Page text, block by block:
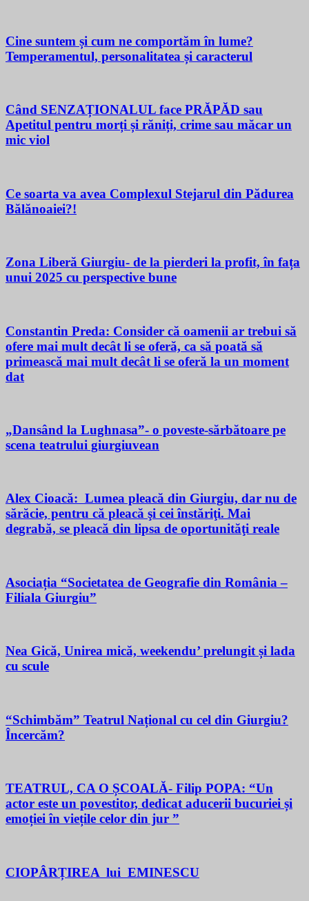
Cine suntem și cum ne comportăm în lume?
Temperamentul, personalitatea și caracterul
Când SENZAȚIONALUL face PRĂPĂD sau
Apetitul pentru morți și răniți, crime sau măcar un
mic viol
Ce soarta va avea Complexul Stejarul din Pădurea
Bălănoaiei?!
Zona Liberă Giurgiu- de la pierderi la profit, în fața
unui 2025 cu perspective bune
Constantin Preda: Consider că oamenii ar trebui să
ofere mai mult decât li se oferă, ca să poată să
primească mai mult decât li se oferă la un moment
dat
„Dansând la Lughnasa”- o poveste-sărbătoare pe
scena teatrului giurgiuvean
Alex Cioacă: Lumea pleacă din Giurgiu, dar nu de
sărăcie, pentru că pleacă şi cei înstăriţi. Mai
degrabă, se pleacă din lipsa de oportunităţi reale
Asociația “Societatea de Geografie din România –
Filiala Giurgiu”
Nea Gică, Unirea mică, weekendu’ prelungit și lada
cu scule
“Schimbăm” Teatrul Național cu cel din Giurgiu?
Încercăm?
TEATRUL, CA O ȘCOALĂ- Filip POPA: “Un
actor este un povestitor, dedicat aducerii bucuriei și
emoției în viețile celor din jur ”
CIOPÂRȚIREA lui EMINESCU